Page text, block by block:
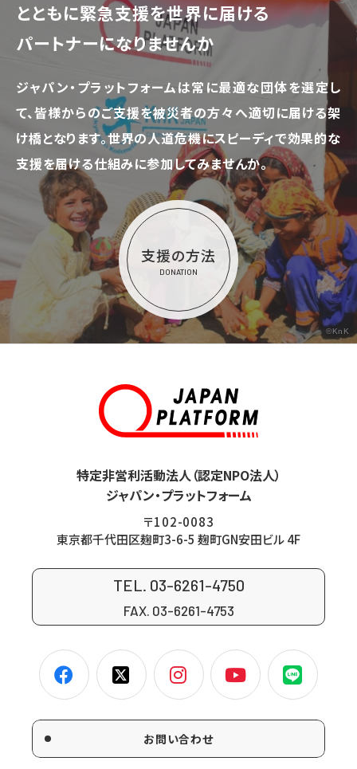
とともに緊急支援を世界に届ける
パートナーになりませんか
ジャパン・プラットフォームは常に最適な団体を選定し
て、皆様からのご支援を被災者の方々へ適切に届ける架
け橋となります。世界の人道危機にスピーディで効果的な
支援を届ける仕組みに参加してみませんか。
支援の方法
DONATION
©KnK
特定非営利活動法人（認定NPO法人）
ジャパン・プラットフォーム
〒102-0083
東京都千代田区麹町3-6-5 麹町GN安田ビル 4F
TEL. 03-6261-4750
FAX. 03-6261-4753
お問い合わせ